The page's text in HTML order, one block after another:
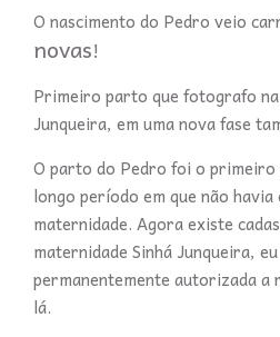
O nascimento do Pedro veio
novas!
Primeiro parto que fotografo
Junqueira, em uma nova fase
O parto do Pedro foi o
longo período em que não
maternidade. Agora existe
maternidade Sinhá Junqueira,
permanentemente autorizada a
lá.